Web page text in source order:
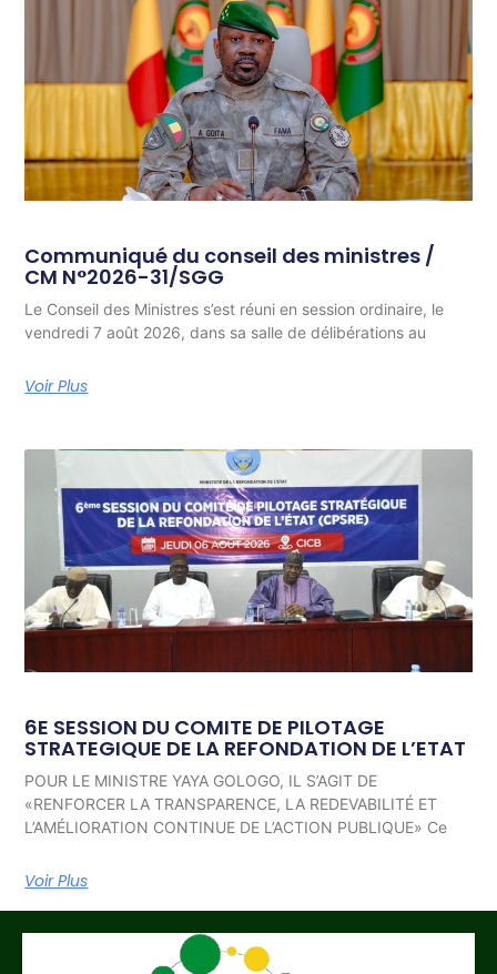
Communiqué du conseil des ministres /
CM N°2026-31/SGG
Le Conseil des Ministres s’est réuni en session ordinaire, le
vendredi 7 août 2026, dans sa salle de délibérations au
Voir Plus
6E SESSION DU COMITE DE PILOTAGE
STRATEGIQUE DE LA REFONDATION DE L’ETAT
POUR LE MINISTRE YAYA GOLOGO, IL S’AGIT DE
«RENFORCER LA TRANSPARENCE, LA REDEVABILITÉ ET
L’AMÉLIORATION CONTINUE DE L’ACTION PUBLIQUE» Ce
Voir Plus